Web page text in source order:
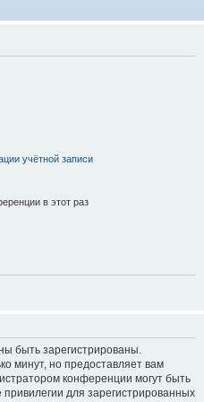
учётной записи
в этот раз
быть зарегистрированы.
минут, но предоставляет вам
конференции могут быть
для зарегистрированных